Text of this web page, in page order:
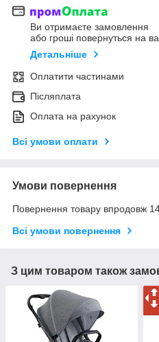
Ви отримаєте замовлення
або гроші повернуться на
Детальніше
Оплатити частинами
Післяплата
Оплата на рахунок
Всі умови оплати
Умови повернення
Повернення товару впродовж
Всі умови повернення
З цим товаром також